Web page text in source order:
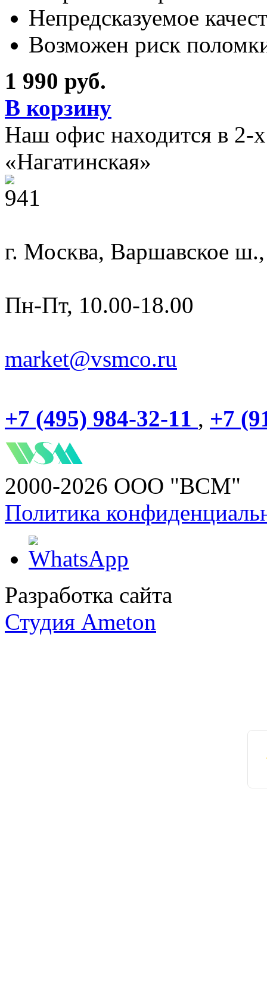
Непредсказуемое
Возможен риск
1 990 руб.
В корзину
Наш офис находится в 2-
«Нагатинская»
г. Москва, Варшавское
Пн-Пт, 10.00-18.00
market@vsmco.ru
+7 (495) 984-32-11 , +7
2000-2026 ООО "ВСМ"
Политика
Разработка сайта
Студия Ameton